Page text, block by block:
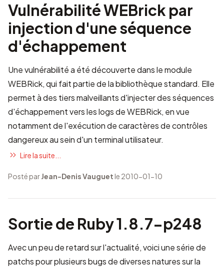
Vulnérabilité WEBrick par
injection d'une séquence
d'échappement
Une vulnérabilité a été découverte dans le module
WEBRick, qui fait partie de la bibliothèque standard. Elle
permet à des tiers malveillants d'injecter des séquences
d'échappement vers les logs de WEBRick, en vue
notamment de l'exécution de caractères de contrôles
dangereux au sein d'un terminal utilisateur.
Lire la suite...
Posté parJean-Denis Vauguet le 2010-01-10
Sortie de Ruby 1.8.7-p248
Avec un peu de retard sur l'actualité, voici une série de
patchs pour plusieurs bugs de diverses natures sur la